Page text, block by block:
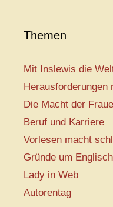
Themen
Mit Inslewis die
Herausforderungen
Die Macht der
Beruf und Karriere
Vorlesen macht
Gründe um
Lady in Web
Autorentag